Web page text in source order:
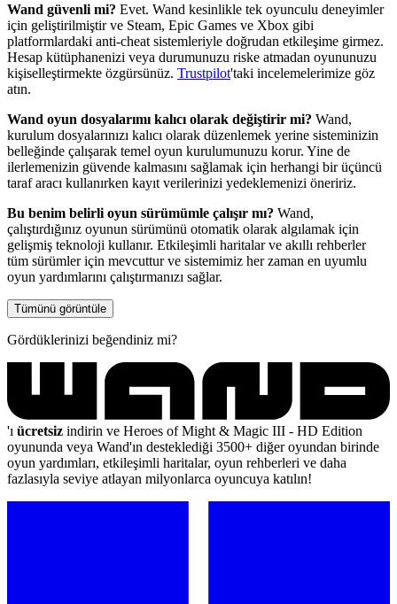
Wand güvenli mi? Evet. Wand kesinlikle tek oyunculu deneyimler
için geliştirilmiştir ve Steam, Epic Games ve Xbox gibi
platformlardaki anti-cheat sistemleriyle doğrudan etkileşime girmez.
Hesap kütüphanenizi veya durumunuzu riske atmadan oyununuzu
kişiselleştirmekte özgürsünüz. Trustpilot'taki incelemelerimize göz
atın.
Wand oyun dosyalarımı kalıcı olarak değiştirir mi? Wand,
kurulum dosyalarınızı kalıcı olarak düzenlemek yerine sisteminizin
belleğinde çalışarak temel oyun kurulumunuzu korur. Yine de
ilerlemenizin güvende kalmasını sağlamak için herhangi bir üçüncü
taraf aracı kullanırken kayıt verilerinizi yedeklemenizi öneririz.
Bu benim belirli oyun sürümümle çalışır mı? Wand,
çalıştırdığınız oyunun sürümünü otomatik olarak algılamak için
gelişmiş teknoloji kullanır. Etkileşimli haritalar ve akıllı rehberler
tüm sürümler için mevcuttur ve sistemimiz her zaman en uyumlu
oyun yardımlarını çalıştırmanızı sağlar.
Tümünü görüntüle
Gördüklerinizi beğendiniz mi?
'ı ücretsiz indirin ve Heroes of Might & Magic III - HD Edition
oyununda veya Wand'ın desteklediği 3500+ diğer oyundan birinde
oyun yardımları, etkileşimli haritalar, oyun rehberleri ve daha
fazlasıyla seviye atlayan milyonlarca oyuncuya katılın!